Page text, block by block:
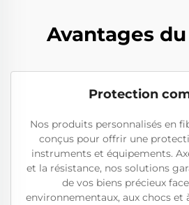
Avantages
Protection
Nos produits personnalisés en
conçus pour offrir une
instruments et équipements.
et la résistance, nos solutions
de vos biens précieux
environnementaux, aux chocs et